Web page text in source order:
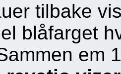
tilbake
blåfarget
em